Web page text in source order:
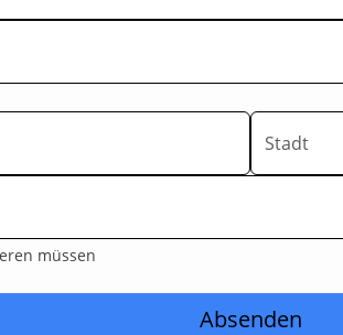
Stadt
müssen
Absenden